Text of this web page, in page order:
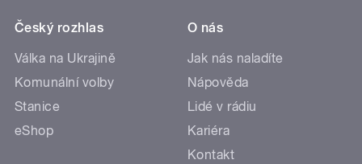
Český rozhlas
Válka na Ukrajině
Komunální volby
Stanice
eShop
O nás
Jak nás naladíte
Nápověda
Lidé v rádiu
Kariéra
Kontakt